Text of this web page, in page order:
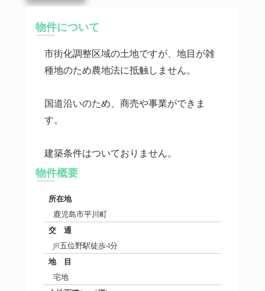
物件について
市街化調整区域の土地ですが、地目が雑
種地のため農地法に抵触しません。
国道沿いのため、商売や事業ができま
す。
建築条件はついておりません。
物件概要
所在地
鹿児島市平川町
交 通
JR五位野駅徒歩4分
地 目
宅地